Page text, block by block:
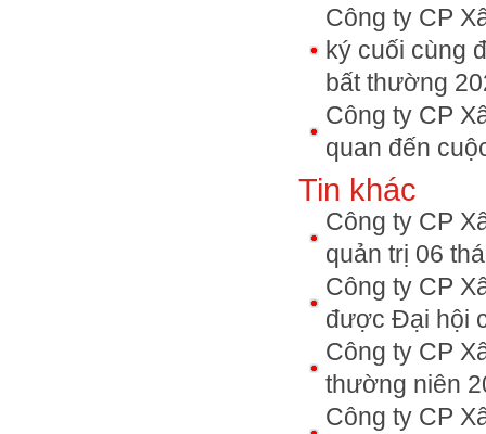
Công ty CP
ký cuối cùng
bất thường
Công ty CP
quan đến
Tin khác
Công ty CP
quản trị 06
Công ty CP
được Đại hội
Công ty CP
thường niên
Công ty CP